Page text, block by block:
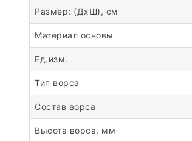
Размер: (ДхШ), см
Материал основы
Ед.изм.
Тип ворса
Состав ворса
Высота ворса, мм